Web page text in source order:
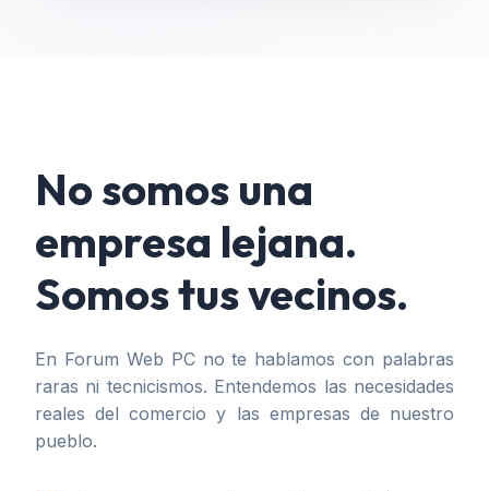
No somos una
empresa lejana.
Somos tus vecinos.
En Forum Web PC no te hablamos con palabras
raras ni tecnicismos. Entendemos las necesidades
reales del comercio y las empresas de nuestro
pueblo.